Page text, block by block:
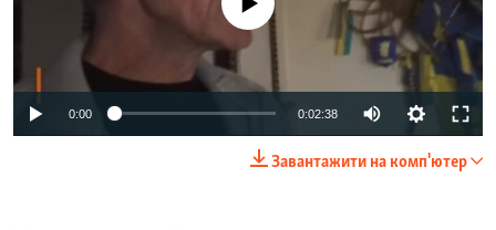
0:00 0:02:38
Завантажити на комп'ютер